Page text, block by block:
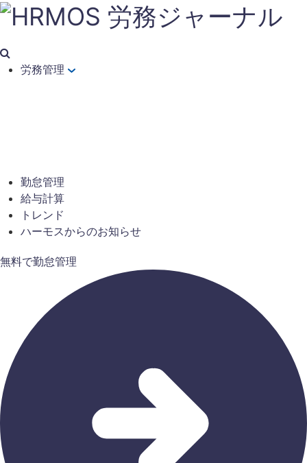
労務管理
勤怠管理
給与計算
トレンド
ハーモスからのお知らせ
無料で勤怠管理